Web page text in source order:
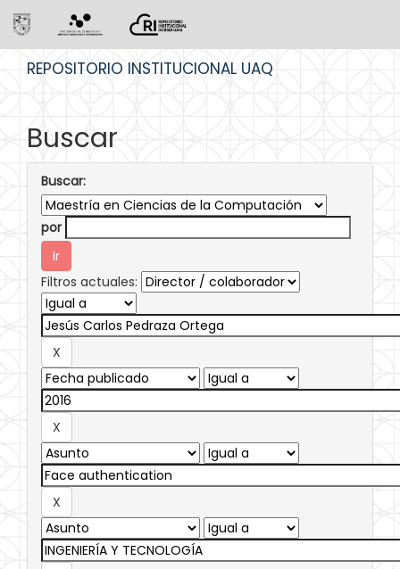
REPOSITORIO INSTITUCIONAL UAQ
Buscar
Buscar:
por
Filtros actuales: